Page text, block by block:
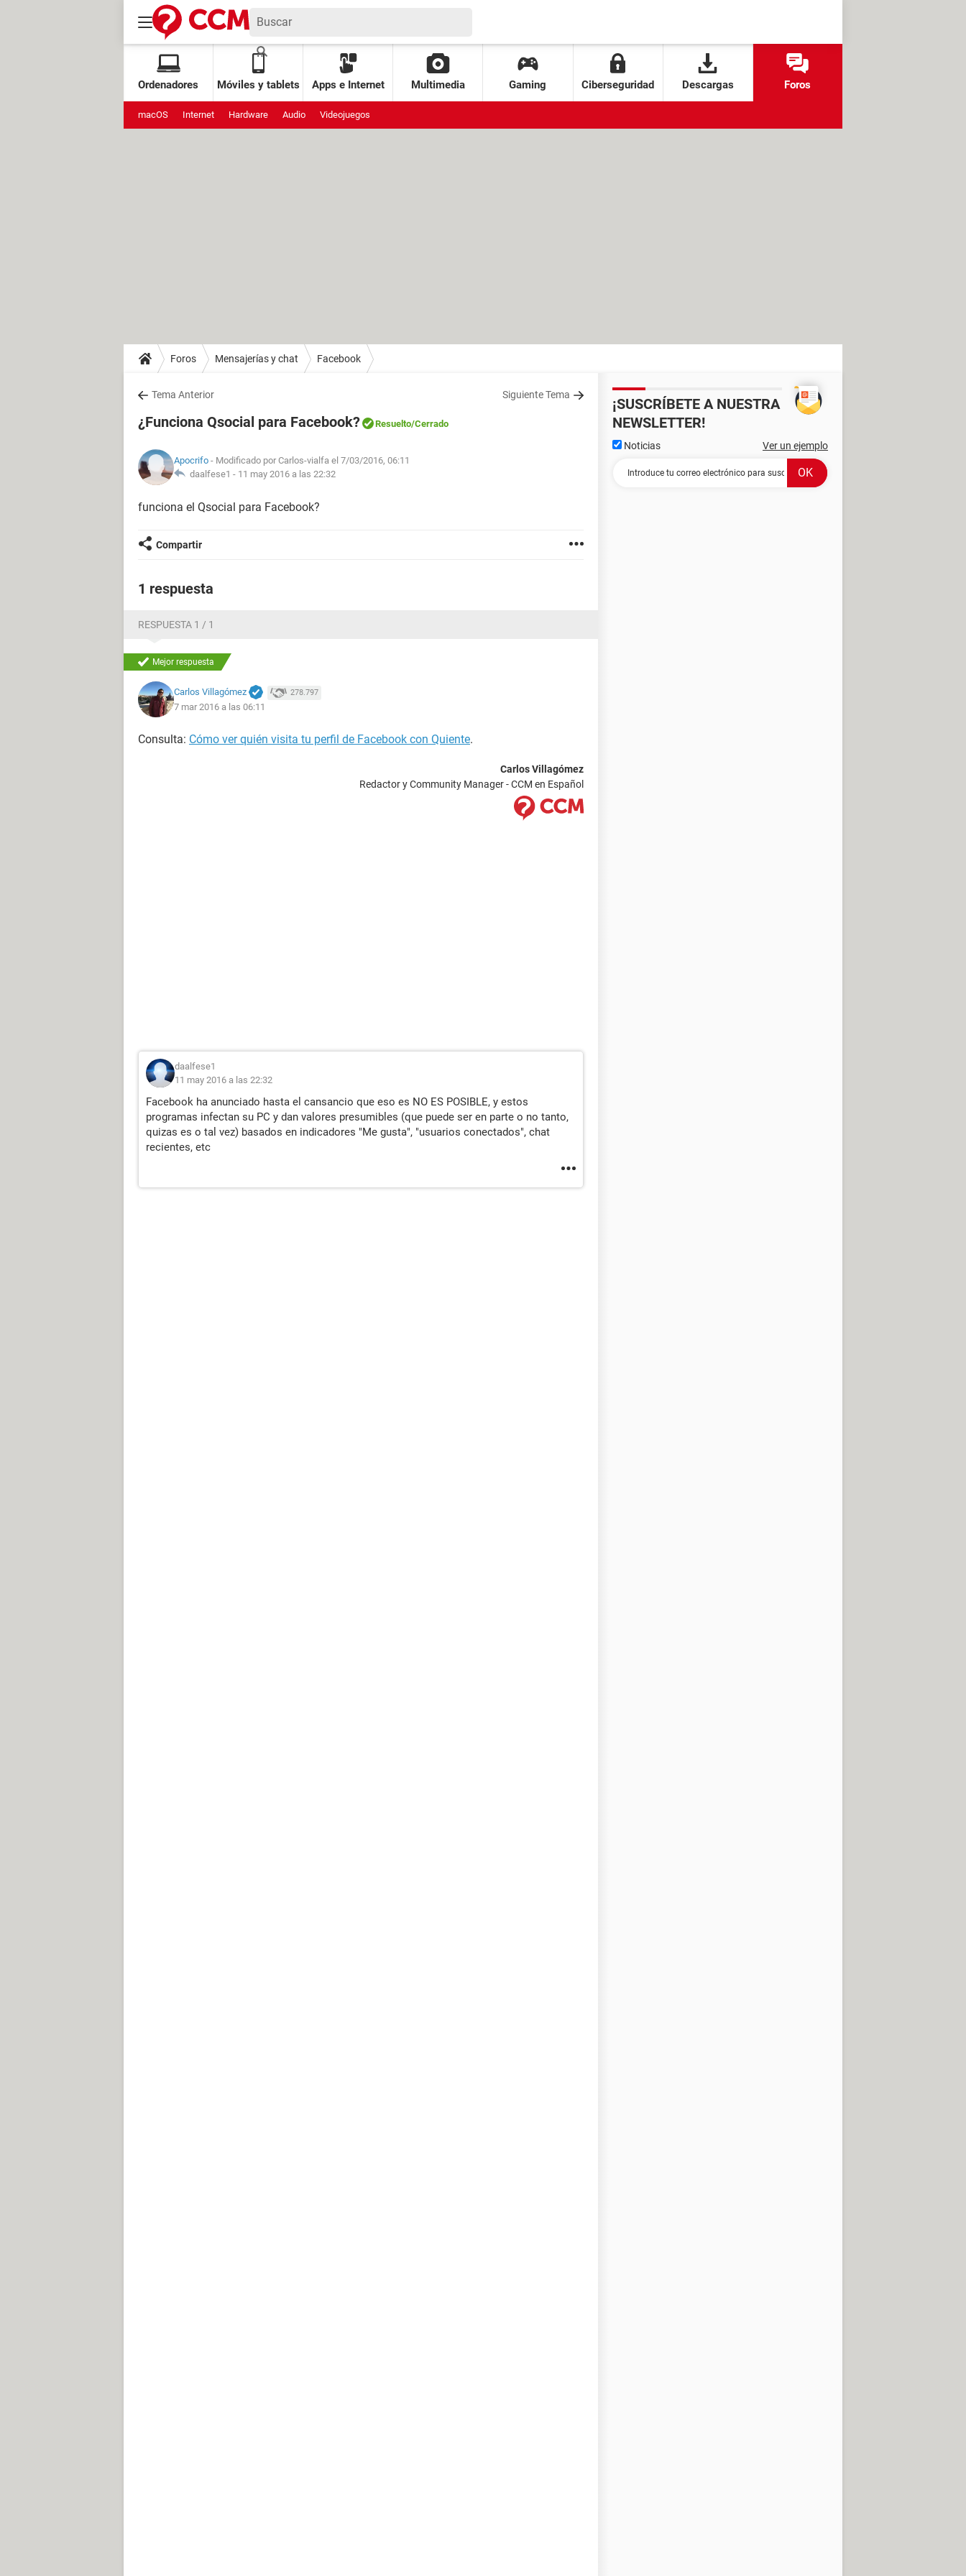
Ordenadores Móviles y tablets Apps e Internet Multimedia Gaming Ciberseguridad Descargas Foros
macOS Internet Hardware Audio Videojuegos
Foros Mensajerías y chat Facebook
Tema Anterior Siguiente Tema
¿Funciona Qsocial para Facebook? Resuelto/Cerrado
Apocrifo - Modificado por Carlos-vialfa el 7/03/2016, 06:11
daalfese1 - 11 may 2016 a las 22:32
funciona el Qsocial para Facebook?
Compartir
1 respuesta
RESPUESTA 1 / 1
Mejor respuesta
Carlos Villagómez 278.797
7 mar 2016 a las 06:11
Consulta: Cómo ver quién visita tu perfil de Facebook con Quiente.
Carlos Villagómez
Redactor y Community Manager - CCM en Español
daalfese1
11 may 2016 a las 22:32
Facebook ha anunciado hasta el cansancio que eso es NO ES POSIBLE, y estos
programas infectan su PC y dan valores presumibles (que puede ser en parte o no tanto,
quizas es o tal vez) basados en indicadores "Me gusta", "usuarios conectados", chat
recientes, etc
¡SUSCRÍBETE A NUESTRA
NEWSLETTER!
Noticias Ver un ejemplo